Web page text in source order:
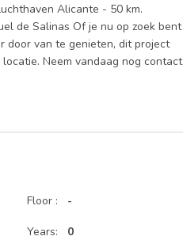
Alicante - 50 km.
de Salinas Of je nu op zoek bent
door van te genieten, dit project
Neem vandaag nog contact
Floor :
Years:
-
0